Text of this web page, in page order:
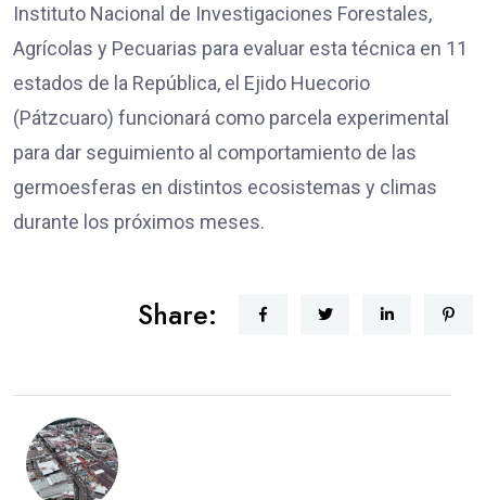
Instituto Nacional de Investigaciones Forestales,
Agrícolas y Pecuarias para evaluar esta técnica en 11
estados de la República, el Ejido Huecorio
(Pátzcuaro) funcionará como parcela experimental
para dar seguimiento al comportamiento de las
germoesferas en distintos ecosistemas y climas
durante los próximos meses.
Share: